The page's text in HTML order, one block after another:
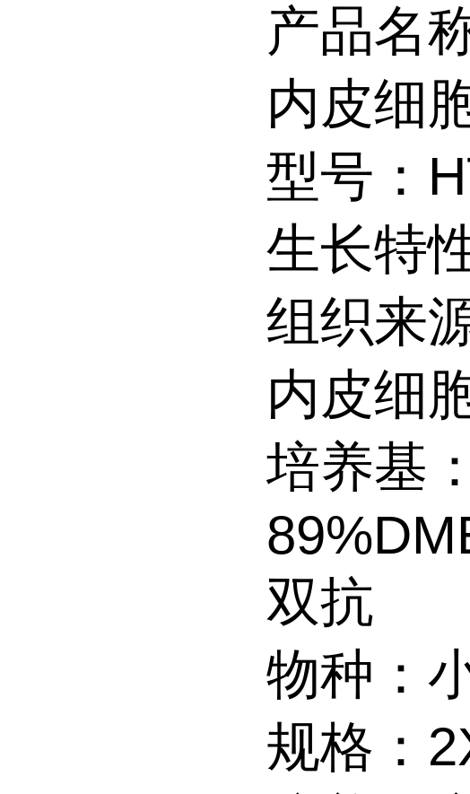
产品名
内皮细
型号：
生长特
组织来
内皮细
培养基：
双抗
物种：
规格：